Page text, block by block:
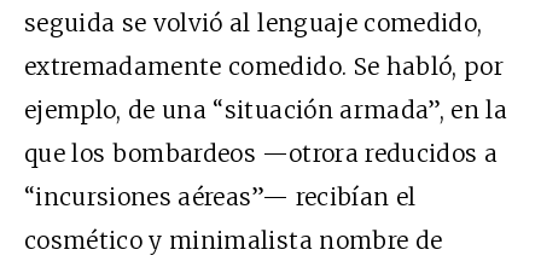
seguida se volvió al lenguaje comedido,
extremadamente comedido. Se habló, por
ejemplo, de una “situación armada”, en la
que los bombardeos —otrora reducidos a
“incursiones aéreas”— recibían el
cosmético y minimalista nombre de